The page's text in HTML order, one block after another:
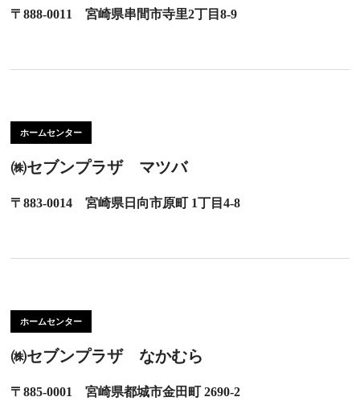
〒888-0011 宮崎県串間市寺里2丁目8-9
ホームセンター
㈱セブンプラザ マツバ
〒883-0014 宮崎県日向市原町 1丁目4-8
ホームセンター
㈱セブンプラザ なかむら
〒885-0001 宮崎県都城市金田町 2690-2